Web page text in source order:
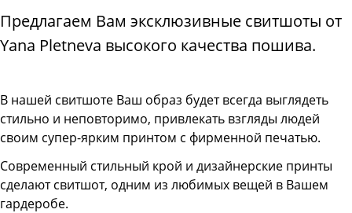
Предлагаем Вам эксклюзивные свитшоты от
Yana Pletneva высокого качества пошива.
В нашей свитшоте Ваш образ будет всегда выглядеть
стильно и неповторимо, привлекать взгляды людей
своим супер-ярким принтом с фирменной печатью.
Современный стильный крой и дизайнерские принты
сделают свитшот, одним из любимых вещей в Вашем
гардеробе.